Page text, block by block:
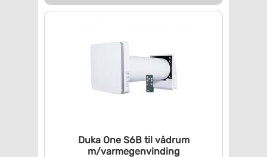
Duka One S6B til vådrum
m/varmegenvinding